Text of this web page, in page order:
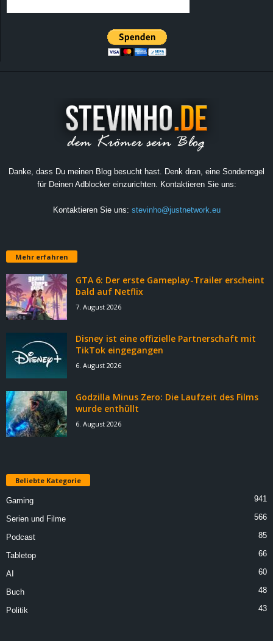
Danke, dass Du meinen Blog besucht hast. Denk dran, eine Sonderregel
für Deinen Adblocker einzurichten. Kontaktieren Sie uns:
Kontaktieren Sie uns: stevinho@justnetwork.eu
Mehr erfahren
GTA 6: Der erste Gameplay-Trailer erscheint
bald auf Netflix
7. August 2026
Disney ist eine offizielle Partnerschaft mit
TikTok eingegangen
6. August 2026
Godzilla Minus Zero: Die Laufzeit des Films
wurde enthüllt
6. August 2026
Beliebte Kategorie
Gaming 941
Serien und Filme 566
Podcast 85
Tabletop 66
AI 60
Buch 48
Politik 43